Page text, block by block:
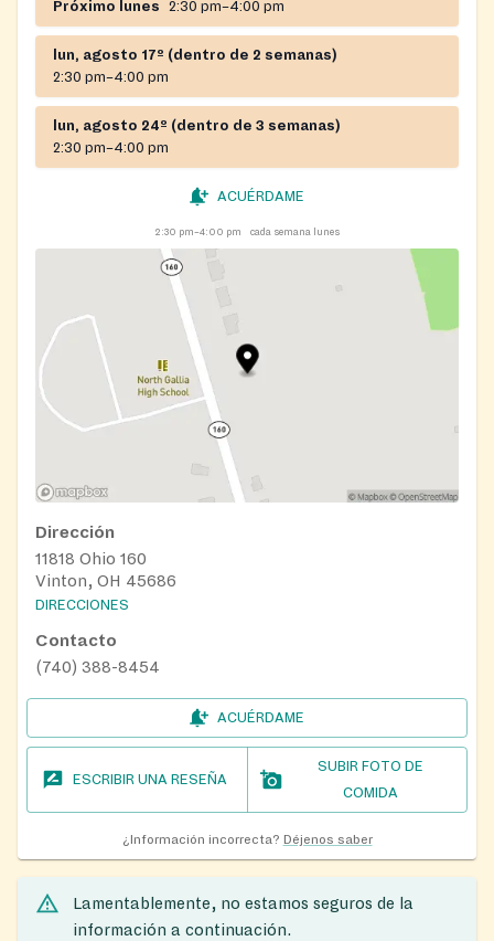
Próximo lunes 2:30 pm–4:00 pm
lun, agosto 17º (dentro de 2 semanas)
2:30 pm–4:00 pm
lun, agosto 24º (dentro de 3 semanas)
2:30 pm–4:00 pm
ACUÉRDAME
2:30 pm–4:00 pm cada semana lunes
Dirección
11818 Ohio 160
Vinton, OH 45686
DIRECCIONES
Contacto
(740) 388-8454
ACUÉRDAME
ESCRIBIR UNA RESEÑA
SUBIR FOTO DE
COMIDA
¿Información incorrecta? Déjenos saber
Lamentablemente, no estamos seguros de la
información a continuación.